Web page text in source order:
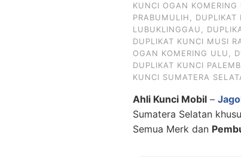
KUNCI OGAN KOMERING
PRABUMULIH
DUPLIKAT
LUBUKLINGGAU
DUPLIKAT KUNCI MUSI
OGAN KOMERING ULU
DUPLIKAT KUNCI
KUNCI SUMATERA
Ahli Kunci Mobil –
Sumatera Selatan
Semua Merk dan